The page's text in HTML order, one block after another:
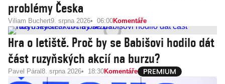
problémy Česka
Viliam Buchert9. srpna 2026 06:00Komentáře
Hra o letiště. Proč by se Babišovi hodilo dát
část ruzyňských akcií na burzu?
Pavel Páral 8. srpna 2026 18:30Komentáře